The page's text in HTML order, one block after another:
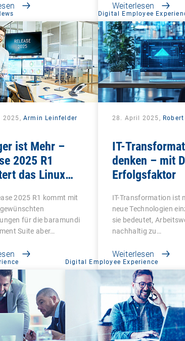
Weiterlesen
2025,Armin Leinfelder
ist Mehr –
2025 R1
das Linux
Schluss mit
2025 R1 kommt mit
für die baramundi
Suite aber…
Digital Employee
28. April 2025,
IT-
denken – mit
Erfolgsfaktor
IT-Transformation ist
neue Technologien
sie bedeutet,
nachhaltig zu…
Weiterlesen
Digital Employee Experience